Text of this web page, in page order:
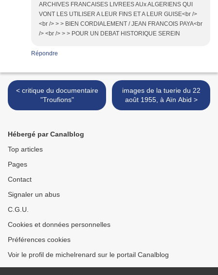
ARCHIVES FRANCAISES LIVREES AUx ALGERIENS QUI
VONT LES UTILISER A LEUR FINS ET A LEUR GUISE<br />
<br /> > > BIEN CORDIALEMENT / JEAN FRANCOIS PAYA<br
/> <br /> > > POUR UN DEBAT HISTORIQUE SEREIN
Répondre
< critique du documentaire
"Troufions"
images de la tuerie du 22
août 1955, à Aïn Abid >
Hébergé par Canalblog
Top articles
Pages
Contact
Signaler un abus
C.G.U.
Cookies et données personnelles
Préférences cookies
Voir le profil de michelrenard sur le portail Canalblog